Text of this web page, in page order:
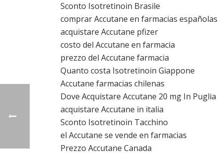
Sconto Isotretinoin Brasile
comprar Accutane en farmacias españolas
acquistare Accutane pfizer
costo del Accutane en farmacia
prezzo del Accutane farmacia
Quanto costa Isotretinoin Giappone
Accutane farmacias chilenas
Dove Acquistare Accutane 20 mg In Puglia
acquistare Accutane in italia
Sconto Isotretinoin Tacchino
el Accutane se vende en farmacias
Prezzo Accutane Canada